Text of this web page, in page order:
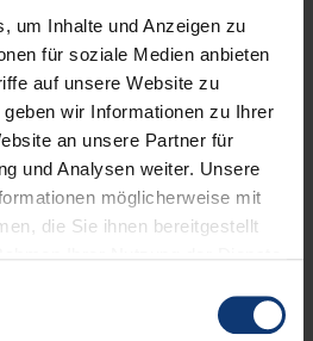
um Inhalte und Anzeigen zu
für soziale Medien anbieten
auf unsere Website zu
wir Informationen zu Ihrer
an unsere Partner für
und Analysen weiter. Unsere
möglicherweise mit
die Sie ihnen bereitgestellt
bist, gerade erst mit
die Herausforderung mit
suchst - beim WVV Würzburg
dabei.
auf die ihr euch freuen könnt:
durch Würzburg und mit Blick auf
Erinnerung.
und jede Menge